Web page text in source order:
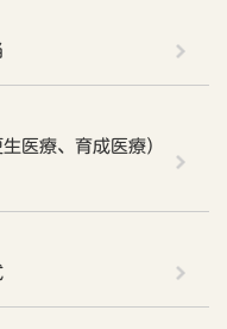
医療、育成医療）